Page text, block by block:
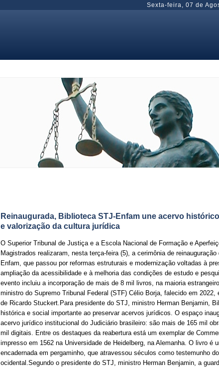
Sexta-feira, 07 de
Reinaugurada, Biblioteca STJ-Enfam une acervo
e valorização da cultura jurídica
​O Superior Tribunal de Justiça e a Escola Nacional de Formação e
Magistrados realizaram, nesta terça-feira (5), a cerimônia de
Enfam, que passou por reformas estruturais e modernização voltadas à
ampliação da acessibilidade e à melhoria das condições de estudo e
evento incluiu a incorporação de mais de 8 mil livros, na maioria
ministro do Supremo Tribunal Federal (STF) Célio Borja, falecido em 2022,
de Ricardo Stuckert.​​​​​​​​Para presidente do STJ, ministro Herman Benjamin,
histórica e social importante ao preservar acervos jurídicos. O espaço
acervo jurídico institucional do Judiciário brasileiro: são mais de 165 mil
mil digitais. Entre os destaques da reabertura está um exemplar de
impresso em 1562 na Universidade de Heidelberg, na Alemanha. O livro é
encadernada em pergaminho, que atravessou séculos como testemunho
ocidental.Segundo o presidente do STJ, ministro Herman Benjamin, a